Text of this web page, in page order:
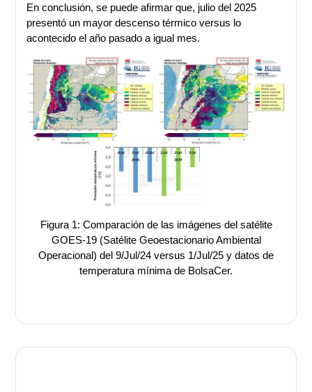
En conclusión, se puede afirmar que, julio del 2025
presentó un mayor descenso térmico versus lo
acontecido el año pasado a igual mes.
Figura 1: Comparación de las imágenes del satélite
GOES-19 (Satélite Geoestacionario Ambiental
Operacional) del 9/Jul/24 versus 1/Jul/25 y datos de
temperatura mínima de BolsaCer.